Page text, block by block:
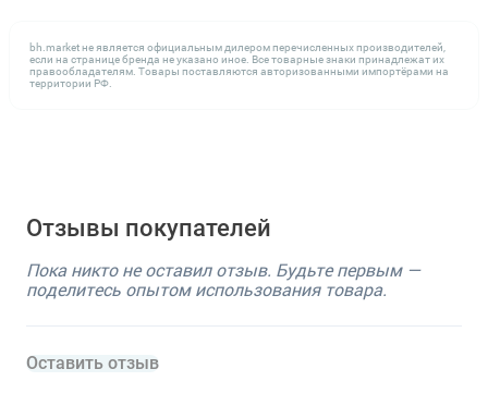
bh.market не является официальным дилером перечисленных производителей,
если на странице бренда не указано иное. Все товарные знаки принадлежат их
правообладателям. Товары поставляются авторизованными импортёрами на
территории РФ.
Отзывы покупателей
Пока никто не оставил отзыв. Будьте первым —
поделитесь опытом использования товара.
Оставить отзыв